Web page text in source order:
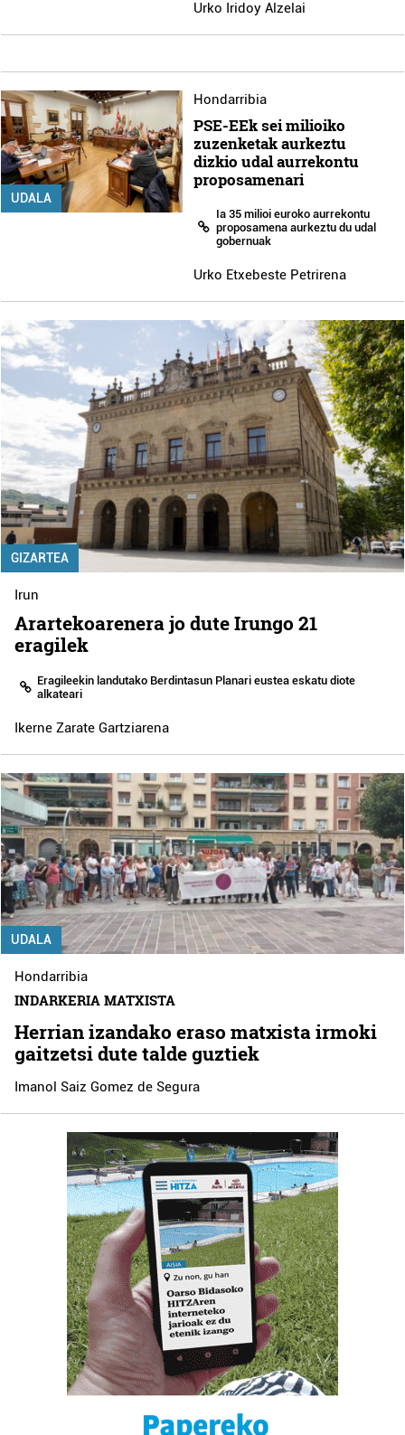
Urko Iridoy Alzelai
UDALA
Hondarribia
PSE-EEk sei milioiko
zuzenketak aurkeztu
dizkio udal aurrekontu
proposamenari
Ia 35 milioi euroko aurrekontu
proposamena aurkeztu du udal
gobernuak
Urko Etxebeste Petrirena
GIZARTEA
Irun
Arartekoarenera jo dute Irungo 21
eragilek
Eragileekin landutako Berdintasun Planari eustea eskatu diote
alkateari
Ikerne Zarate Gartziarena
UDALA
Hondarribia
INDARKERIA MATXISTA
Herrian izandako eraso matxista irmoki
gaitzetsi dute talde guztiek
Imanol Saiz Gomez de Segura